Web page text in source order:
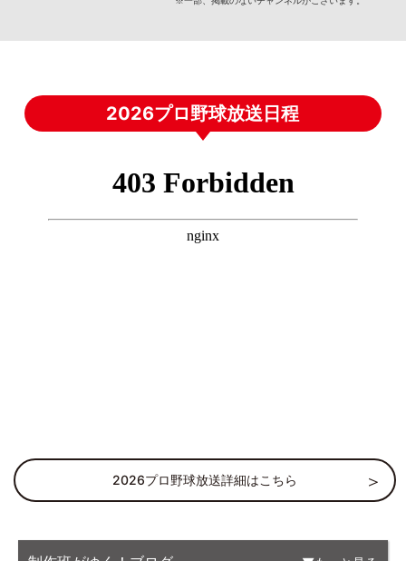
2026プロ野球放送日程
2026プロ野球放送詳細はこちら